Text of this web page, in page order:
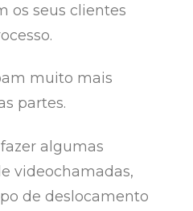
os seus clientes
muito mais
partes.
algumas
videochamadas,
de deslocamento